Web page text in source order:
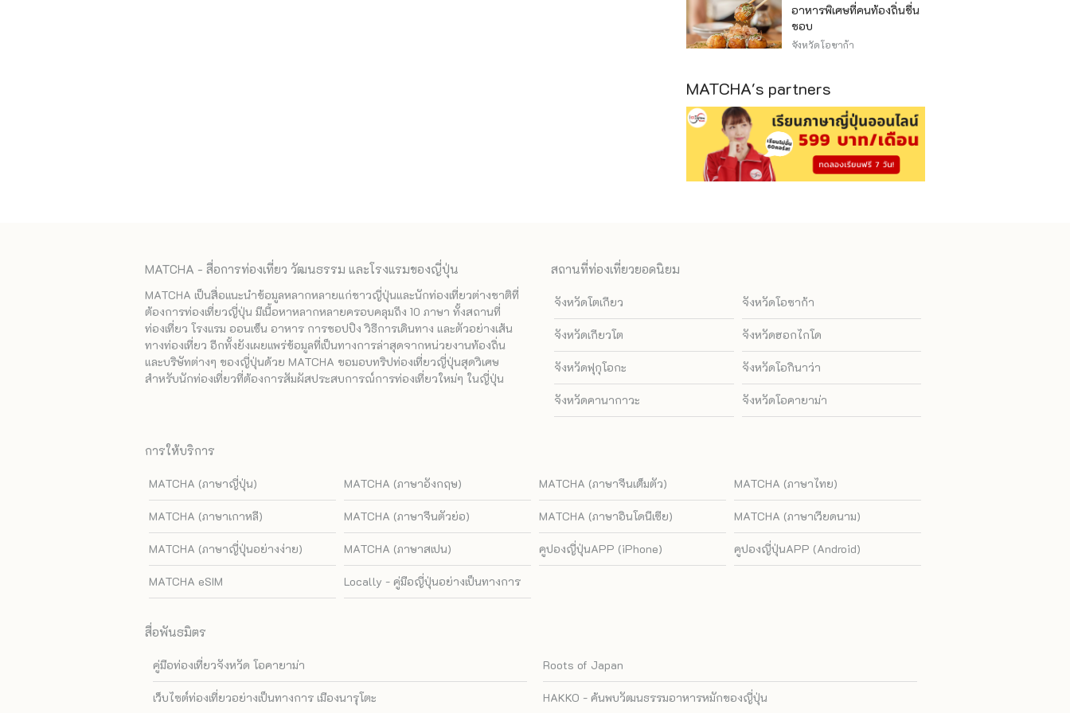
อาหารพิเศษที่คนท้องถิ่นชื่น
ชอบ
จังหวัดโอซาก้า
MATCHA's partners
MATCHA - สื่อการท่องเที่ยว วัฒนธรรม และโรงแรมของญี่ปุ่น
MATCHA เป็นสื่อแนะนำข้อมูลหลากหลายแก่ชาวญี่ปุ่นและนักท่องเที่ยวต่างชาติที่
ต้องการท่องเที่ยวญี่ปุ่น มีเนื้อหาหลากหลายครอบคลุมถึง 10 ภาษา ทั้งสถานที่
ท่องเที่ยว โรงแรม ออนเซ็น อาหาร การชอปปิง วิธีการเดินทาง และตัวอย่างเส้น
ทางท่องเที่ยว อีกทั้งยังเผยแพร่ข้อมูลที่เป็นทางการล่าสุดจากหน่วยงานท้องถิ่น
และบริษัทต่างๆ ของญี่ปุ่นด้วย MATCHA ขอมอบทริปท่องเที่ยวญี่ปุ่นสุดวิเศษ
สำหรับนักท่องเที่ยวที่ต้องการสัมผัสประสบการณ์การท่องเที่ยวใหม่ๆ ในญี่ปุ่น
สถานที่ท่องเที่ยวยอดนิยม
จังหวัดโตเกียว จังหวัดโอซาก้า
จังหวัดเกียวโต จังหวัดฮอกไกโด
จังหวัดฟุกุโอกะ จังหวัดโอกินาว่า
จังหวัดคานากาวะ จังหวัดโอคายาม่า
การให้บริการ
MATCHA (ภาษาญี่ปุ่น) MATCHA (ภาษาอังกฤษ) MATCHA (ภาษาจีนเต็มตัว) MATCHA (ภาษาไทย)
MATCHA (ภาษาเกาหลี) MATCHA (ภาษาจีนตัวย่อ) MATCHA (ภาษาอินโดนีเซีย) MATCHA (ภาษาเวียดนาม)
MATCHA (ภาษาญี่ปุ่นอย่างง่าย) MATCHA (ภาษาสเปน) คูปองญี่ปุ่นAPP (iPhone) คูปองญี่ปุ่นAPP (Android)
MATCHA eSIM Locally - คู่มือญี่ปุ่นอย่างเป็นทางการ
สื่อพันธมิตร
คู่มือท่องเที่ยวจังหวัด โอคายาม่า Roots of Japan
เว็บไซต์ท่องเที่ยวอย่างเป็นทางการ เมืองนารุโตะ HAKKO - ค้นพบวัฒนธรรมอาหารหมักของญี่ปุ่น